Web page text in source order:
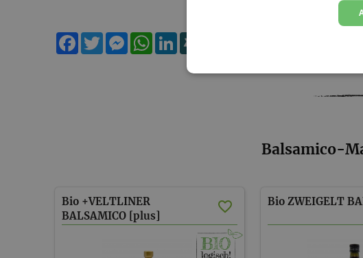
Facebook
TwitterMessenger
WhatsAppLinkedIn
Balsamico-
Bio +VELTLINER
BALSAMICO [plus]
Bio ZWEIGELT